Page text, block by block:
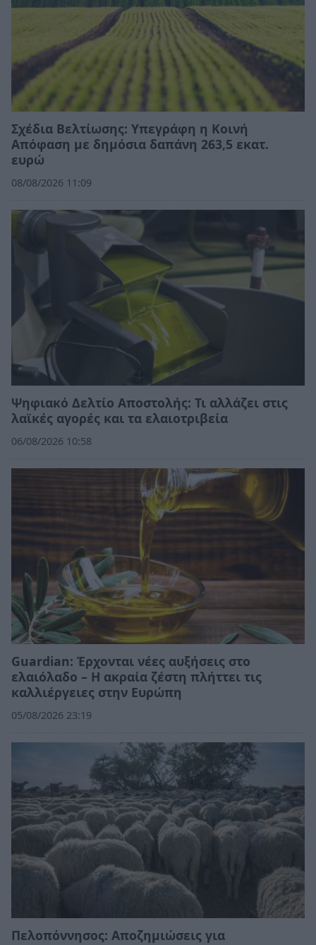
Σχέδια Βελτίωσης: Υπεγράφη η Κοινή
Απόφαση με δημόσια δαπάνη 263,5 εκατ.
ευρώ
08/08/2026 11:09
Ψηφιακό Δελτίο Αποστολής: Τι αλλάζει στις
λαϊκές αγορές και τα ελαιοτριβεία
06/08/2026 10:58
Guardian: Έρχονται νέες αυξήσεις στο
ελαιόλαδο – Η ακραία ζέστη πλήττει τις
καλλιέργειες στην Ευρώπη
05/08/2026 23:19
Πελοπόννησος: Αποζημιώσεις για